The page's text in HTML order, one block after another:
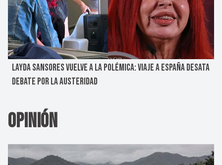
Opinión
LAYDA SANSORES VUELVE A LA POLÉMICA: VIAJE A ESPAÑA DESATA
DEBATE POR LA AUSTERIDAD